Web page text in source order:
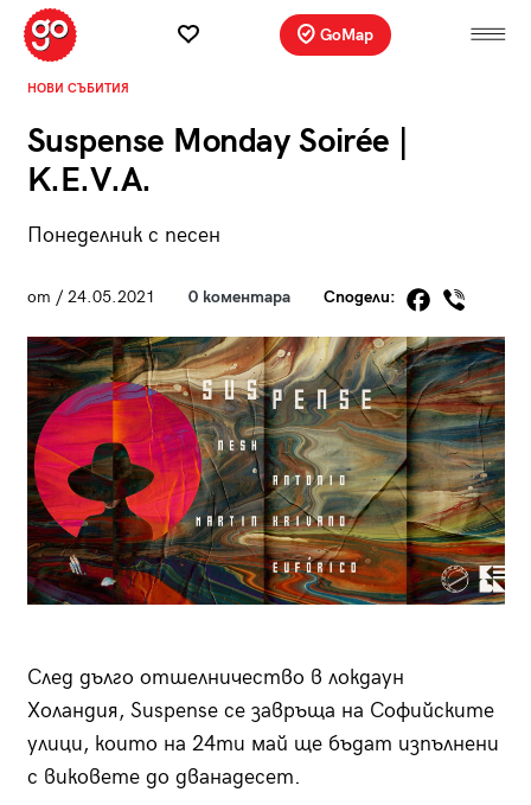
GoMap
НОВИ СЪБИТИЯ
Suspense Monday Soirée |
K.E.V.A.
Понеделник с песен
от / 24.05.2021 0 коментара Сподели:
След дълго отшелничество в локдаун
Холандия, Suspense се завръща на Софийските
улици, които на 24ти май ще бъдат изпълнени
с виковетe до дванадесет.